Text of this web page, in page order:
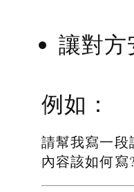
讓對
例如：
請幫我寫一
內容該如何寫